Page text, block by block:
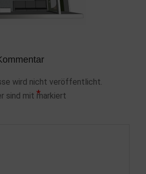
wird nicht veröffentlicht.
sind mit *
markiert